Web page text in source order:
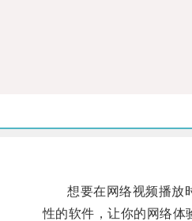
想要在网络视频播放时
性的软件，让你的网络体